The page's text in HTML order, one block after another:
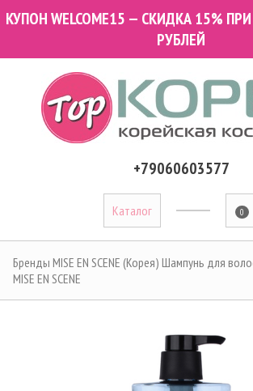
КУПОН WELCOME15 — СКИДКА 15%
РУБЛЕЙ
+79060603577
Каталог 0
Бренды MISE EN SCENE (Корея) Шампунь для
MISE EN SCENE